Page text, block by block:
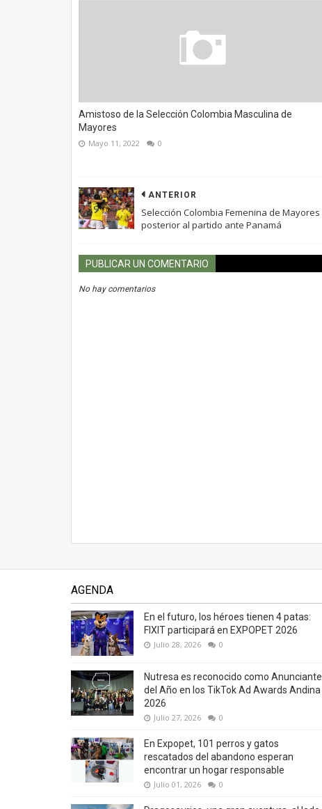
Amistoso de la Selección Colombia Masculina de
Mayores
Mayo 11, 2022 0
ANTERIOR
Selección Colombia Femenina de Mayores
posterior al partido ante Panamá
PUBLICAR UN COMENTARIO
No hay comentarios
AGENDA
En el futuro, los héroes tienen 4 patas:
FIXIT participará en EXPOPET 2026
Julio 28, 2026 0
Nutresa es reconocido como Anunciante
del Año en los TikTok Ad Awards Andina
2026
Julio 27, 2026 0
En Expopet, 101 perros y gatos
rescatados del abandono esperan
encontrar un hogar responsable
Julio 01, 2026 0